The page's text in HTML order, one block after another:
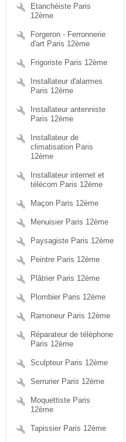
Etanchéiste Paris
12ème
Forgeron - Ferronnerie
d'art Paris 12ème
Frigoriste Paris 12ème
Installateur d'alarmes
Paris 12ème
Installateur antenniste
Paris 12ème
Installateur de
climatisation Paris
12ème
Installateur internet et
télécom Paris 12ème
Maçon Paris 12ème
Menuisier Paris 12ème
Paysagiste Paris 12ème
Peintre Paris 12ème
Plâtrier Paris 12ème
Plombier Paris 12ème
Ramoneur Paris 12ème
Réparateur de téléphone
Paris 12ème
Sculpteur Paris 12ème
Serrurier Paris 12ème
Moquettiste Paris
12ème
Tapissier Paris 12ème